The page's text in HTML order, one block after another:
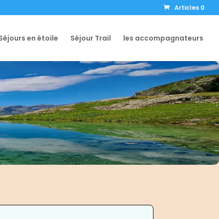
Articles 0
en étoile Séjour Trail les accompagnateurs